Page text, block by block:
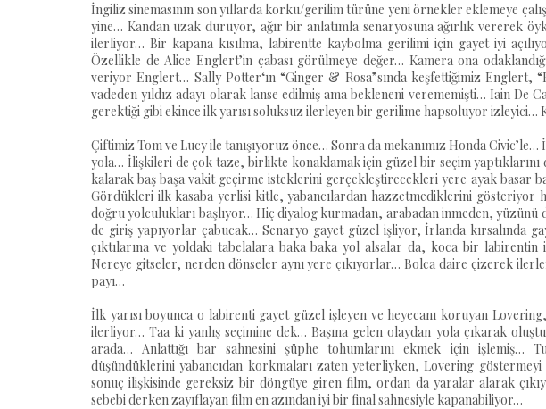
İngiliz sinemasının son yıllarda korku/gerilim türüne yeni örnekler eklemeye
yine… Kandan uzak duruyor, ağır bir anlatımla senaryosuna ağırlık vererek
ilerliyor… Bir kapana kısılma, labirentte kaybolma gerilimi için gayet iyi
Özellikle de Alice Englert’in çabası görülmeye değer… Kamera ona
veriyor Englert… Sally Potter‘ın “Ginger & Rosa”sında keşfettiğimiz Englert,
vadeden yıldız adayı olarak lanse edilmiş ama bekleneni verememişti… Iain De
gerektiği gibi ekince ilk yarısı soluksuz ilerleyen bir gerilime hapsoluyor izleyici…
Çiftimiz Tom ve Lucy ile tanışıyoruz önce… Sonra da mekanımız Honda
yola… İlişkileri de çok taze, birlikte konaklamak için güzel bir seçim
kalarak baş başa vakit geçirme isteklerini gerçekleştirecekleri yere ayak basar
Gördükleri ilk kasaba yerlisi kitle, yabancılardan hazzetmediklerini
doğru yolculukları başlıyor… Hiç diyalog kurmadan, arabadan inmeden, yüzünü
de giriş yapıyorlar çabucak… Senaryo gayet güzel işliyor, İrlanda kırsalında
çıktılarına ve yoldaki tabelalara baka baka yol alsalar da, koca bir
Nereye gitseler, nerden dönseler aynı yere çıkıyorlar… Bolca daire çizerek
payı…
İlk yarısı boyunca o labirenti gayet güzel işleyen ve heyecanı koruyan
ilerliyor… Taa ki yanlış seçimine dek… Başına gelen olaydan yola çıkarak
arada… Anlattığı bar sahnesini şüphe tohumlarını ekmek için işlemiş…
düşündüklerini yabancıdan korkmaları zaten yeterliyken, Lovering
sonuç ilişkisinde gereksiz bir döngüye giren film, ordan da yaralar alarak
sebebi derken zayıflayan film en azından iyi bir final sahnesiyle kapanabiliyor…